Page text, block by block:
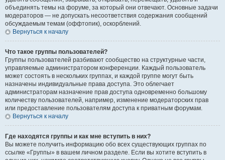
объединять темы на форуме, за который они отвечают. Основные задачи
модераторов — не допускать несоответствия содержания сообщений
обсуждаемым темам (оффтопик), оскорблений.
Вернуться к началу
Что такое группы пользователей?
Группы пользователей разбивают сообщество на структурные части,
управляемые администратором конференции. Каждый пользователь
может состоять в нескольких группах, и каждой группе могут быть
назначены индивидуальные права доступа. Это облегчает
администраторам назначение прав доступа одновременно большому
количеству пользователей, например, изменение модераторских прав
или предоставление пользователям доступа к приватным форумам.
Вернуться к началу
Где находятся группы и как мне вступить в них?
Вы можете получить информацию обо всех существующих группах по
ссылке «Группы» в вашем личном разделе. Если вы хотите вступить в